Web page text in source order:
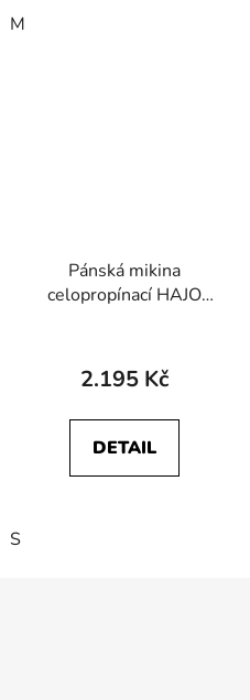
M
Pánská mikina
celopropínací HAJO
2.195 Kč
DETAIL
S